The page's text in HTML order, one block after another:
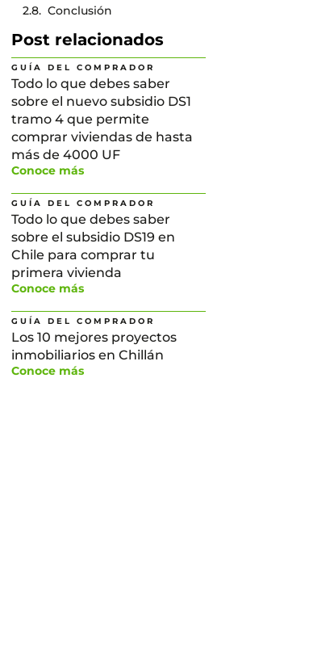
Conclusión
Post relacionados
GUÍA DEL COMPRADOR
Todo lo que debes saber
sobre el nuevo subsidio DS1
tramo 4 que permite
comprar viviendas de hasta
más de 4000 UF
Conoce más
GUÍA DEL COMPRADOR
Todo lo que debes saber
sobre el subsidio DS19 en
Chile para comprar tu
primera vivienda
Conoce más
GUÍA DEL COMPRADOR
Los 10 mejores proyectos
inmobiliarios en Chillán
Conoce más